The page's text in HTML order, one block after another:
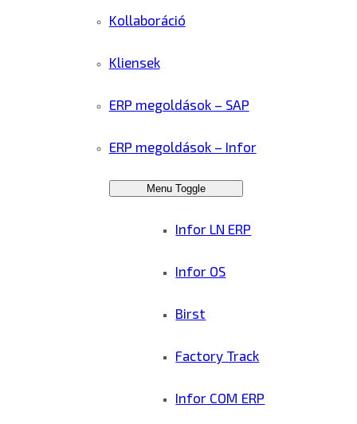
Kollaboráció
Kliensek
ERP megoldások – SAP
ERP megoldások – Infor
Menu Toggle
Infor LN ERP
Infor OS
Birst
Factory Track
Infor COM ERP